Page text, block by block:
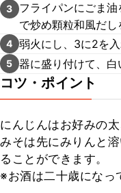
3
フライパンにごま
で炒め顆粒和風だし
4 弱火にし、3に2を入
5 器に盛り付けて、白
コツ・ポイント
にんじんはお好みの
みそは先にみりんと
ることができます。
※お酒は二十歳になっ